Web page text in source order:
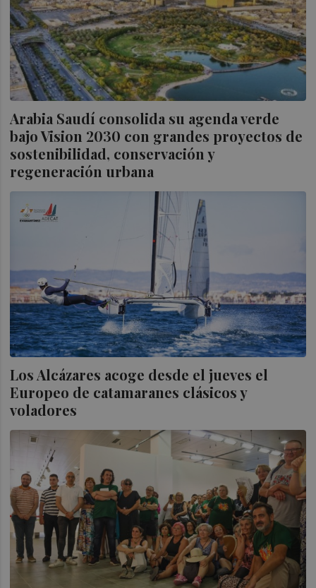
Arabia Saudí consolida su agenda verde
bajo Vision 2030 con grandes proyectos de
sostenibilidad, conservación y
regeneración urbana
Los Alcázares acoge desde el jueves el
Europeo de catamaranes clásicos y
voladores